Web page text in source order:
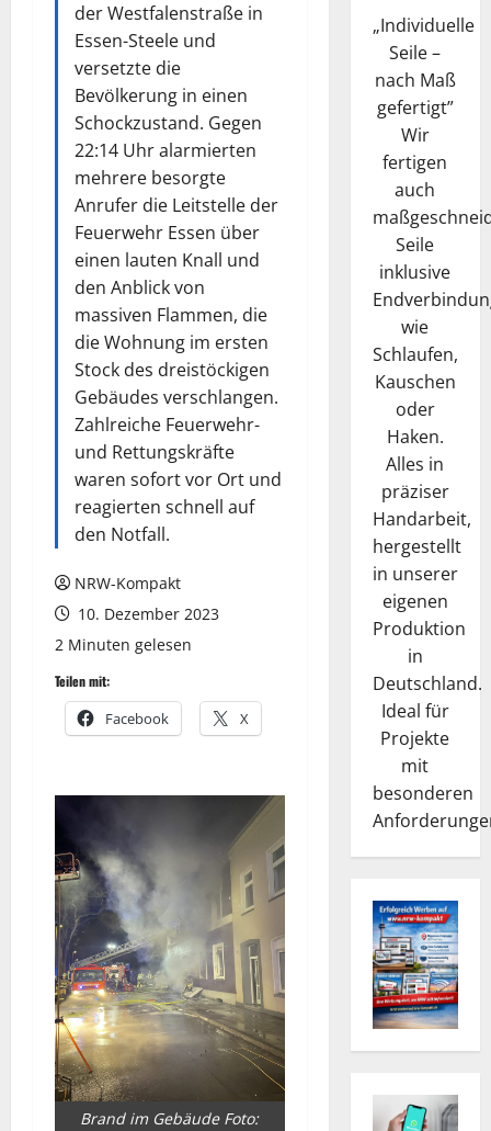
der Westfalenstraße in
Essen-Steele und
versetzte die
Bevölkerung in einen
Schockzustand. Gegen
22:14 Uhr alarmierten
mehrere besorgte
Anrufer die Leitstelle der
Feuerwehr Essen über
einen lauten Knall und
den Anblick von
massiven Flammen, die
die Wohnung im ersten
Stock des dreistöckigen
Gebäudes verschlangen.
Zahlreiche Feuerwehr-
und Rettungskräfte
waren sofort vor Ort und
reagierten schnell auf
den Notfall.
NRW-Kompakt
10. Dezember 2023
2 Minuten gelesen
Teilen mit:
Facebook X
Brand im Gebäude Foto:
„Individuelle
Seile –
nach Maß
gefertigt”
Wir
fertigen
auch
Seile
inklusive
wie
Schlaufen,
Kauschen
oder
Haken.
Alles in
präziser
Handarbeit,
hergestellt
in unserer
eigenen
Produktion
in
Deutschland.
Ideal für
Projekte
mit
besonderen